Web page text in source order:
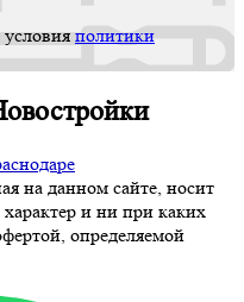
условияполитики
на данном сайте, носит
и ни при каких
определяемой